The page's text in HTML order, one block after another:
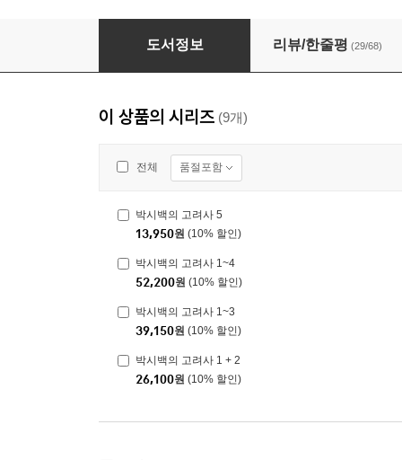
박시백의 고려사 1
도서정보 리뷰/한줄평 (29/68)
이 상품의 시리즈 (9개)
전체 품절포함
박시백의 고려사 5
13,950원 (10% 할인)
박시백의 고려사 1~4
52,200원 (10% 할인)
박시백의 고려사 1~3
39,150원 (10% 할인)
박시백의 고려사 1 + 2
26,100원 (10% 할인)